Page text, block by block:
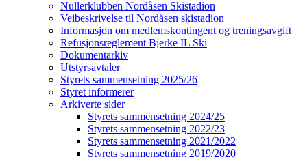
Nullerklubben Nordåsen Skistadion
Veibeskrivelse til Nordåsen skistadion
Informasjon om medlemskontingent og treningsavgift
Refusjonsreglement Bjerke IL Ski
Dokumentarkiv
Utstyrsavtaler
Styrets sammensetning 2025/26
Styret informerer
Arkiverte sider
Styrets sammensetning 2024/25
Styrets sammensetning 2022/23
Styrets sammensetning 2021/2022
Styrets sammensetning 2019/2020